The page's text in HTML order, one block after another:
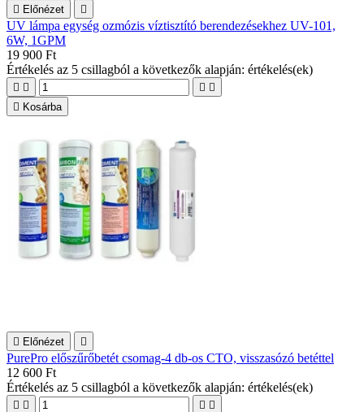
 Előnézet 
UV lámpa egység ozmózis víztisztító berendezésekhez UV-101,
6W, 1GPM
19 900 Ft
Értékelés az 5 csillagból a következők alapján: értékelés(ek)
   
 Kosárba
 Előnézet 
PurePro előszűrőbetét csomag-4 db-os CTO, visszasózó betéttel
12 600 Ft
Értékelés az 5 csillagból a következők alapján: értékelés(ek)
   